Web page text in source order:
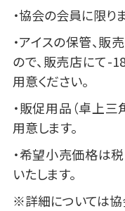
・協会の会員に限り
・アイスの保管、
ので、販売店にて-
用意ください。
・販促用品（卓上三
用意します。
・希望小売価格は
いたします。
※詳細については協